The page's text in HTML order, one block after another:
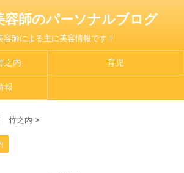
容師のパーソナルブログ
容師による主に美容情報です！
之内 育児
報
竹之内 >